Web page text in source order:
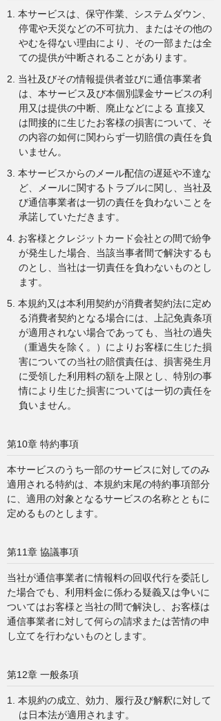
1. 本サービスは、保守作業、システムダウン、
停電や天災などの不可抗力、またはその他の
やむを得ない理由により、その一部または全
ての提供が中断されることがあります。
2. 当社及びその情報提供者並びに通信事業者
は、本サービス及び本個別課金サービスの利
用又は提供の中断、廃止などによる 直接又
は間接的に生じたお客様の損害について、そ
の内容の如何に関わらず一切賠償の責任を負
いません。
3. 本サービスからのメール配信の遅延や不達な
ど、メールに関するトラブルに関し、当社及
び通信事業者は一切の責任を負わないことを
承諾していただきます。
4. お客様とクレジットカード会社との間で紛争
が発生した場合、当該当事者間で解決するも
のとし、当社は一切責任を負わないものとし
ます。
5. 本規約又は本利用契約が消費者契約法に定め
る消費者契約となる場合には、上記免責条項
が適用されない場合であっても、当社の過失
（重過失を除く。）によりお客様に生じた損
害についての当社の賠償責任は、損害発生月
に受領した利用料の額を上限とし、特別の事
情により生じた損害については一切の責任を
負いません。
第10章 特約事項
本サービスのうち一部のサービスに対してのみ
適用される特約は、本規約末尾の特約事項部分
に、適用の対象となるサービスの名称とともに
定めるものとします。
第11章 協議事項
当社が通信事業者に情報料の回収代行を委託し
た場合でも、利用料金に係わる疑義又は争いに
ついてはお客様と当社の間で解決し、お客様は
通信事業者に対して何らの請求または苦情の申
し立てを行わないものとします。
第12章 一般条項
1. 本規約の成立、効力、履行及び解釈に対して
は日本法が適用されます。